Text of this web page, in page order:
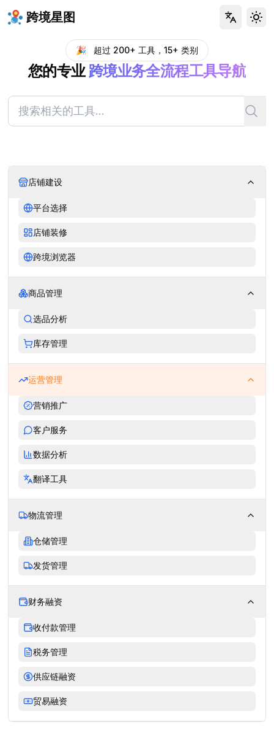
跨境星图
🎉 超过 200+ 工具，15+ 类别
您的专业 跨境业务全流程工具导航
店铺建设
平台选择
店铺装修
跨境浏览器
商品管理
选品分析
库存管理
运营管理
营销推广
客户服务
数据分析
翻译工具
物流管理
仓储管理
发货管理
财务融资
收付款管理
税务管理
供应链融资
贸易融资